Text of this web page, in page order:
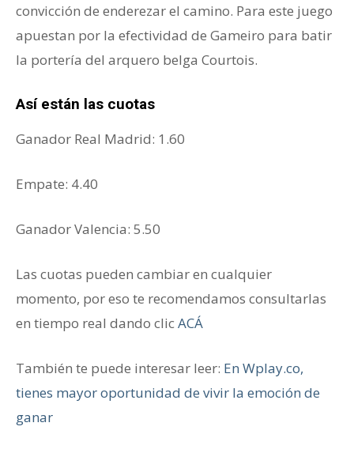
convicción de enderezar el camino. Para este juego
apuestan por la efectividad de Gameiro para batir
la portería del arquero belga Courtois.
Así están las cuotas
Ganador Real Madrid: 1.60
Empate: 4.40
Ganador Valencia: 5.50
Las cuotas pueden cambiar en cualquier
momento, por eso te recomendamos consultarlas
en tiempo real dando clic ACÁ
También te puede interesar leer: En Wplay.co,
tienes mayor oportunidad de vivir la emoción de
ganar